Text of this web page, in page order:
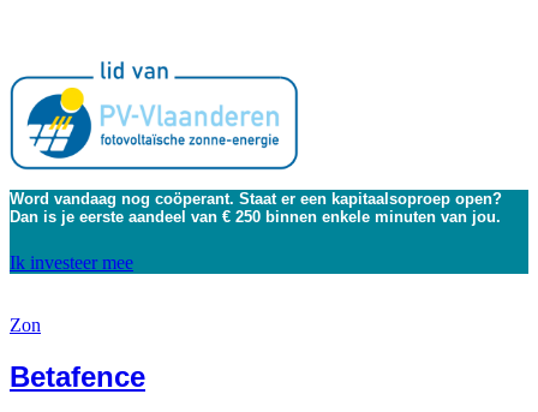
Word vandaag nog coöperant. Staat er een kapitaalsoproep open?
Dan is je eerste aandeel van € 250 binnen enkele minuten van jou.
Ik investeer mee
Zon
Betafence